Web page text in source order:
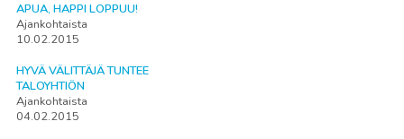
APUA, HAPPI LOPPUU!
Ajankohtaista
10.02.2015
HYVÄ VÄLITTÄJÄ TUNTEE
TALOYHTIÖN
Ajankohtaista
04.02.2015